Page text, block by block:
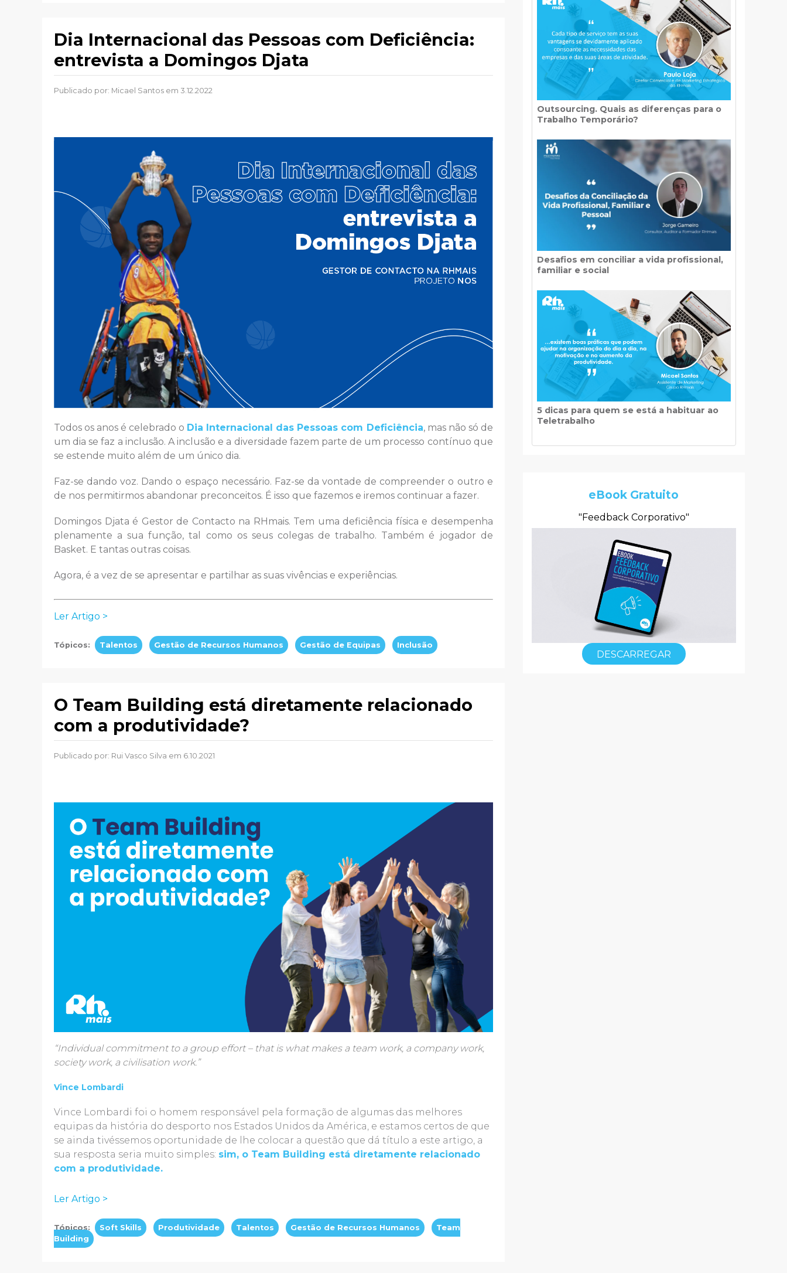
Dia Internacional das Pessoas com Deficiência:
entrevista a Domingos Djata
Publicado por: Micael Santos em 3.12.2022
Todos os anos é celebrado o Dia Internacional das Pessoas com Deficiência, mas não só de
um dia se faz a inclusão. A inclusão e a diversidade fazem parte de um processo contínuo que
se estende muito além de um único dia.
Faz-se dando voz. Dando o espaço necessário. Faz-se da vontade de compreender o outro e
de nos permitirmos abandonar preconceitos. É isso que fazemos e iremos continuar a fazer.
Domingos Djata é Gestor de Contacto na RHmais. Tem uma deficiência física e desempenha
plenamente a sua função, tal como os seus colegas de trabalho. Também é jogador de
Basket. E tantas outras coisas.
Agora, é a vez de se apresentar e partilhar as suas vivências e experiências.
Ler Artigo >
Tópicos: Talentos Gestão de Recursos Humanos Gestão de Equipas Inclusão
O Team Building está diretamente relacionado
com a produtividade?
Publicado por: Rui Vasco Silva em 6.10.2021
“Individual commitment to a group effort – that is what makes a team work, a company work,
society work, a civilisation work.”
Vince Lombardi
Vince Lombardi foi o homem responsável pela formação de algumas das melhores
equipas da história do desporto nos Estados Unidos da América, e estamos certos de que
se ainda tivéssemos oportunidade de lhe colocar a questão que dá título a este artigo, a
sua resposta seria muito simples: sim, o Team Building está diretamente relacionado
com a produtividade.
Ler Artigo >
Tópicos: Soft Skills Produtividade Talentos Gestão de Recursos Humanos
Team
Building
Outsourcing. Quais as diferenças para o
Trabalho Temporário?
Desafios em conciliar a vida profissional,
familiar e social
5 dicas para quem se está a habituar ao
Teletrabalho
eBook Gratuito
"Feedback Corporativo"
DESCARREGAR